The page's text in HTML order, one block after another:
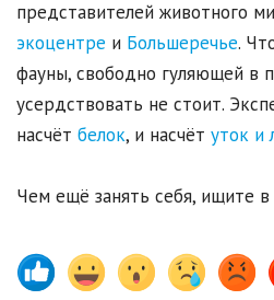
представителей животного
экоцентре и Большеречье.
фауны, свободно гуляющей в
усердствовать не стоит.
насчёт белок, и насчёт уток и
Чем ещё занять себя, ищите в